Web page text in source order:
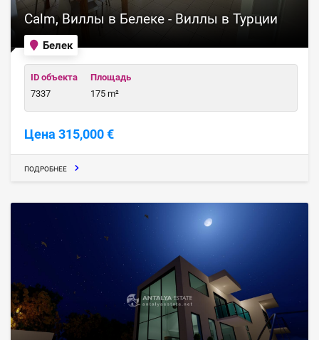
Белек
Calm, Виллы в Белеке - Виллы в Турции
ID объекта
7337
Площадь
175 m²
Цена 315,000 €
ПОДРОБНЕЕ